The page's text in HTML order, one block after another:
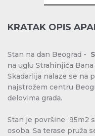
KRATAK OPIS
Stan na dan Beograd -
na uglu Strahinjića
Skadarlija nalaze se na
najstrožem centru
delovima grada.
Stan je površine 95m2
osoba. Sa terase pruža